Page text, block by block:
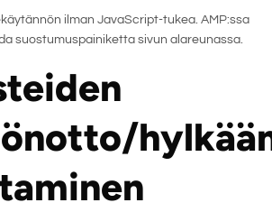
ilman JavaScript-tukea. AMP:ssa
suostumuspainiketta sivun alareunassa.